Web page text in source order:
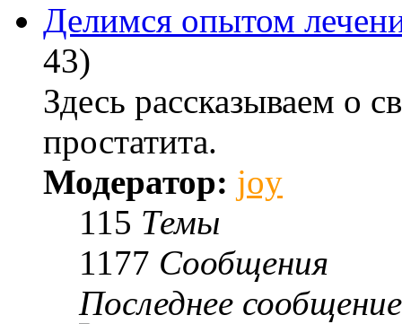
Делимся опытом
43)
Здесь рассказываем о
простатита.
Модератор: joy
115 Темы
1177 Сообщения
Последнее сообщение